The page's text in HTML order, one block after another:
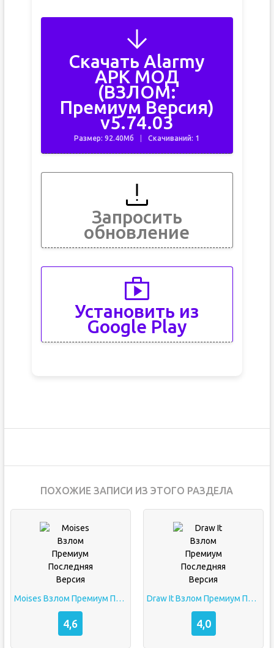
Скачать Alarmy
APK МОД
(ВЗЛОМ:
Премиум Версия)
v5.74.03
Размер: 92.40Мб Скачиваний: 1
Запросить
обновление
Установить из
Google Play
ПОХОЖИЕ ЗАПИСИ ИЗ ЭТОГО РАЗДЕЛА
Moises Взлом Премиум Последняя Версия
4,6
Draw It Взлом Премиум Последняя Версия
4,0